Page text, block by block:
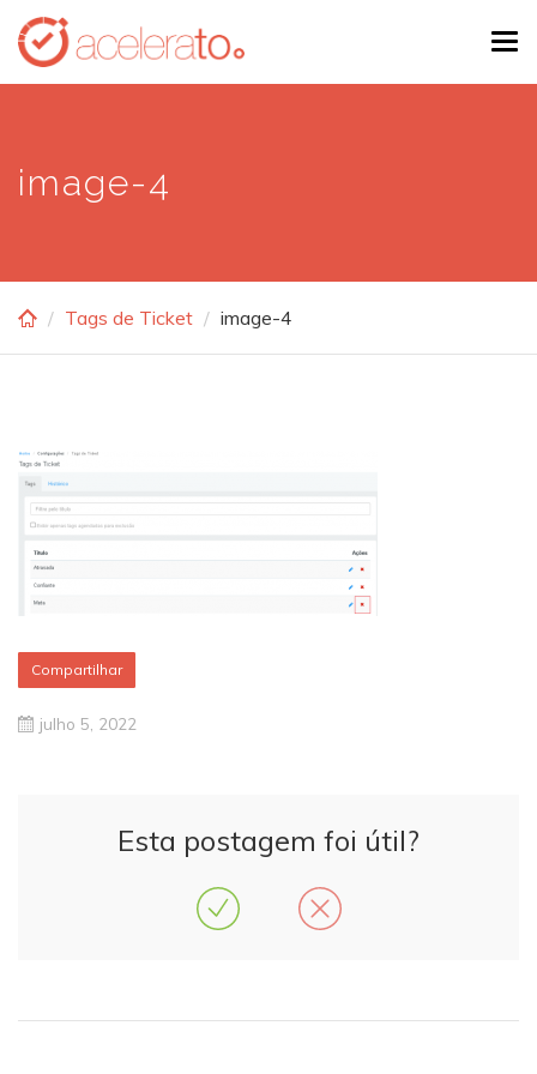
Skip
main
image-4
Tags de Ticket image-4
Compartilhar
julho 5, 2022
Esta postagem foi útil?